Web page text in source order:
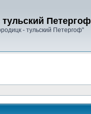
Петергоф
- тульский Петергоф"